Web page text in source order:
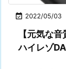
 2022/05/03
【元気な
ハイレゾ